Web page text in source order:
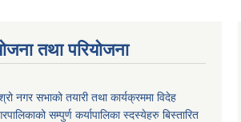
तथा परियोजना
नगर सभाको तयारी तथा कार्यक्रममा विदेह
सम्पुर्ण कर्यापालिका स्दस्येहरु बिस्तारित